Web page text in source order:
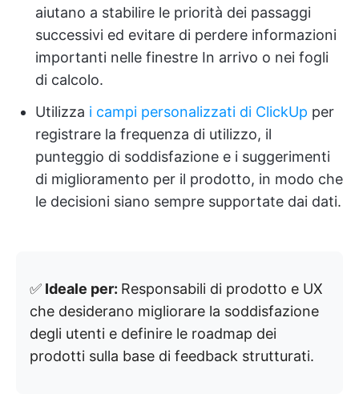
aiutano a stabilire le priorità dei passaggi
successivi ed evitare di perdere informazioni
importanti nelle finestre In arrivo o nei fogli
di calcolo.
Utilizza i campi personalizzati di ClickUp per
registrare la frequenza di utilizzo, il
punteggio di soddisfazione e i suggerimenti
di miglioramento per il prodotto, in modo che
le decisioni siano sempre supportate dai dati.
✅ Ideale per: Responsabili di prodotto e UX
che desiderano migliorare la soddisfazione
degli utenti e definire le roadmap dei
prodotti sulla base di feedback strutturati.